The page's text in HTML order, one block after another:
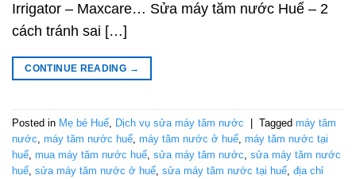
Irrigator – Maxcare… Sửa máy tăm nước Huế – 2
cách tránh sai […]
CONTINUE READING →
Posted in Mẹ bé Huế Dịch vụ sửa máy tăm nước | Tagged máy tăm
nước máy tăm nước huế máy tăm nước ở huế máy tăm nước tại
huế mua máy tăm nước huế sửa máy tăm nước sửa máy tăm nước
huế sửa máy tăm nước ở huế sửa máy tăm nước tại huế địa chỉ